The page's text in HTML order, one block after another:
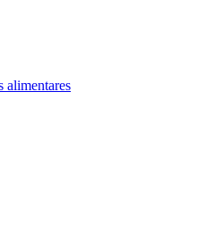
alimentares